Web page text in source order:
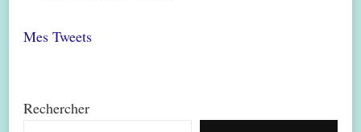
Mes Tweets
Rechercher